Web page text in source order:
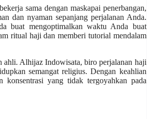
sama dengan maskapai penerbangan,
dan nyaman sepanjang perjalanan Anda.
buat mengoptimalkan waktu Anda buat
ritual haji dan memberi tutorial mendalam
ahli. Alhijaz Indowisata, biro perjalanan haji
semangat religius. Dengan keahlian
yang tidak tergoyahkan pada